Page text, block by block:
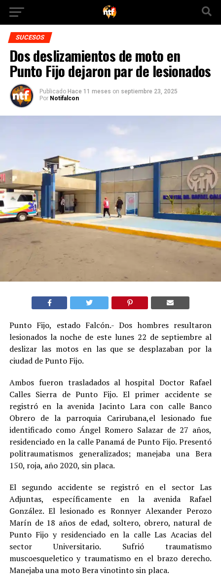
SUCESOS
Dos deslizamientos de moto en
Punto Fijo dejaron par de lesionados
Publicado Hace 11 meses on septiembre 23, 2025
Por Notifalcon
Punto Fijo, estado Falcón.- Dos hombres resultaron
lesionados la noche de este lunes 22 de septiembre al
deslizar las motos en las que se desplazaban por la
ciudad de Punto Fijo.
Ambos fueron trasladados al hospital Doctor Rafael
Calles Sierra de Punto Fijo. El primer accidente se
registró en la avenida Jacinto Lara con calle Banco
Obrero de la parroquia Carirubana,el lesionado fue
identificado como Ángel Romero Salazar de 27 años,
residenciado en la calle Panamá de Punto Fijo. Presentó
politraumatismos generalizados; manejaba una Bera
150, roja, año 2020, sin placa.
El segundo accidente se registró en el sector Las
Adjuntas, específicamente en la avenida Rafael
González. El lesionado es Ronnyer Alexander Perozo
Marín de 18 años de edad, soltero, obrero, natural de
Punto Fijo y residenciado en la calle Las Acacias del
sector Universitario. Sufrió traumatismo
muscoesqueletico y traumatismo en el brazo derecho.
Manejaba una moto Bera vinotinto sin placa.